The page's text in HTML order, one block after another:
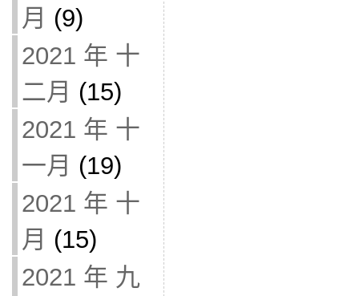
月 (9)
2021 年 十
二月 (15)
2021 年 十
一月 (19)
2021 年 十
月 (15)
2021 年 九